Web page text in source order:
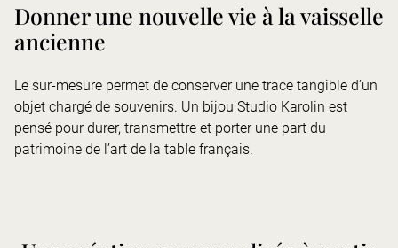
Donner une nouvelle vie à la vaisselle
ancienne
Le sur-mesure permet de conserver une trace tangible d’un
objet chargé de souvenirs. Un bijou Studio Karolin est
pensé pour durer, transmettre et porter une part du
patrimoine de l’art de la table français.